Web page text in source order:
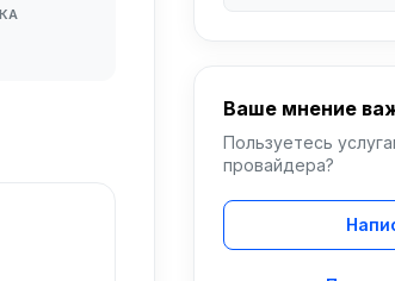
Ваше мнение
Пользуетесь
провайдера?